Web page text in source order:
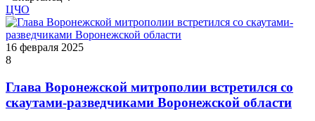
ЦЧО
16 февраля 2025
8
Глава Воронежской митрополии встретился со
скаутами-разведчиками Воронежской области